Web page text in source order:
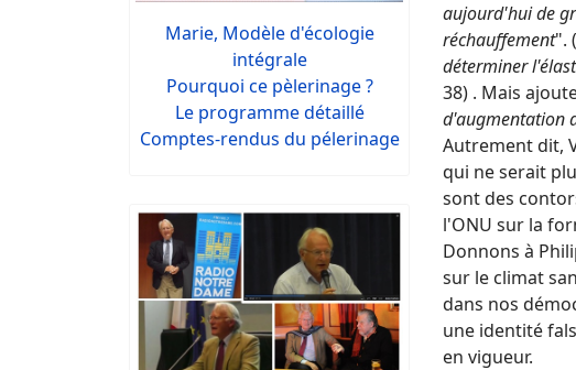
Marie, Modèle d'écologie
intégrale
Pourquoi ce pèlerinage ?
Le programme détaillé
Comptes-rendus du pélerinage
aujourd'hui de
réchauffement".
déterminer
38) . Mais
d'augmentation
Autrement dit,
qui ne serait
sont des
l'ONU sur la
Donnons à
sur le climat
dans nos
une identité
en vigueur.